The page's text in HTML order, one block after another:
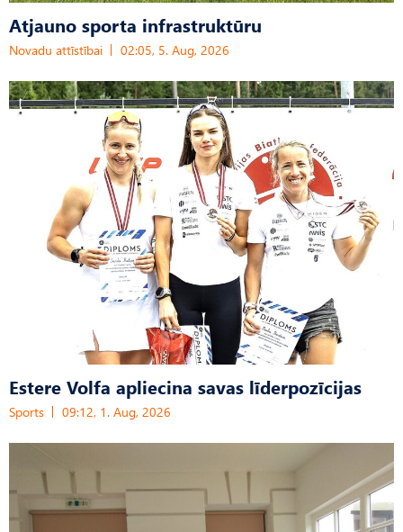
Atjauno sporta infrastruktūru
Novadu attīstībai 02:05, 5. Aug, 2026
Estere Volfa apliecina savas līderpozīcijas
Sports 09:12, 1. Aug, 2026